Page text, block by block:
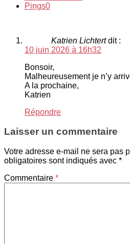
Pings0
Katrien Lichtert dit :
10 juin 2026 à 16h32
Bonsoir,
Malheureusement je n’y
A la prochaine,
Katrien
Répondre
Laisser un commentaire
Votre adresse e-mail ne sera pas
obligatoires sont indiqués avec *
Commentaire *